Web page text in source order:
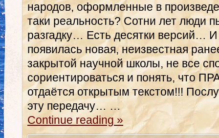
народов, оформленные в
таки реальность? Сотни лет люди
разгадку… Есть десятки версий… И
появилась новая, неизвестная
закрытой научной школы, не все
сориентироваться и понять, что
отдаётся открытым текстом!!!
эту передачу… …
Continue reading »